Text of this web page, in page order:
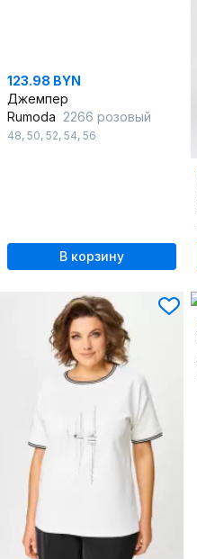
123.98 BYN
Джемпер
Rumoda 2266 розовый
48, 50, 52, 54, 56
В корзину